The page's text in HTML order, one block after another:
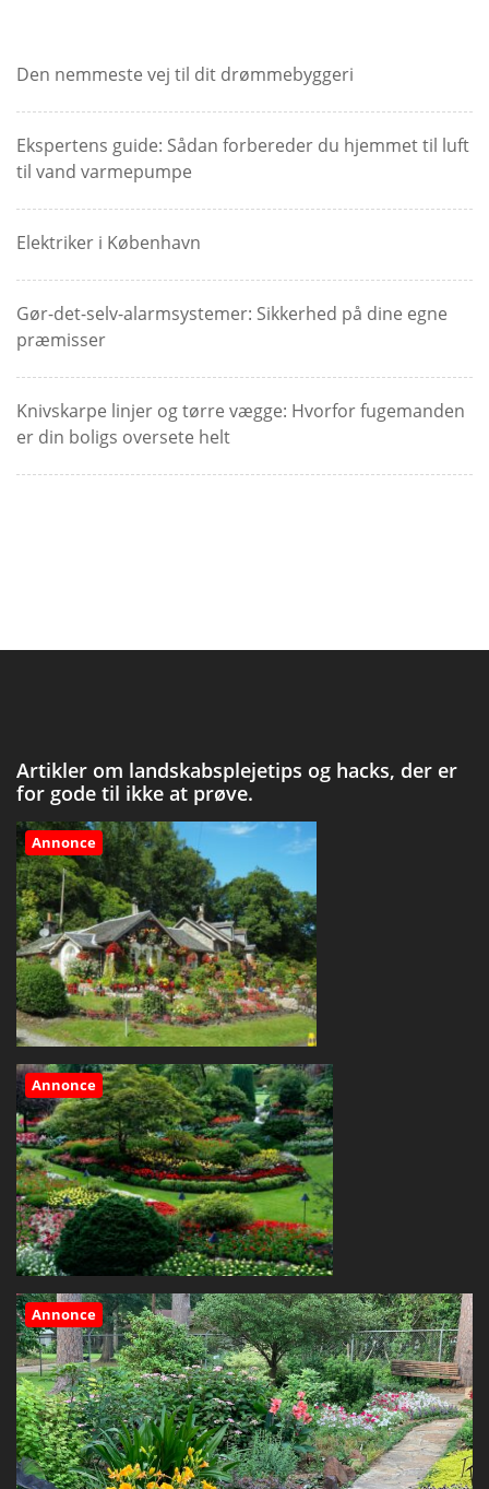
Den nemmeste vej til dit drømmebyggeri
Ekspertens guide: Sådan forbereder du hjemmet til luft
til vand varmepumpe
Elektriker i København
Gør-det-selv-alarmsystemer: Sikkerhed på dine egne
præmisser
Knivskarpe linjer og tørre vægge: Hvorfor fugemanden
er din boligs oversete helt
Artikler om landskabsplejetips og hacks, der er
for gode til ikke at prøve.
Annonce
Annonce
Annonce